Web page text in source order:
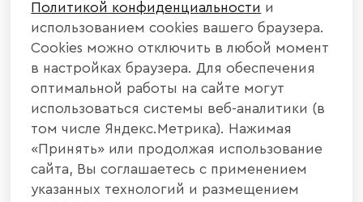
Политикой конфиденциальности и
использованием cookies вашего браузера.
Cookies можно отключить в любой момент
в настройках браузера. Для обеспечения
оптимальной работы на сайте могут
использоваться системы веб-аналитики (в
том числе Яндекс.Метрика). Нажимая
«Принять» или продолжая использование
сайта, Вы соглашаетесь с применением
указанных технологий и размещением